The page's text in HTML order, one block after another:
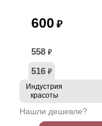
600 ₽
558 ₽
516 ₽
Индустрия
красоты
Нашли дешевле?